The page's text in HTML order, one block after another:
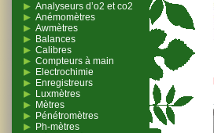
Analyseurs d’o2 et co2
Anémomètres
Awmètres
Balances
Calibres
Compteurs à main
Electrochimie
Enregistreurs
Luxmètres
Mètres
Pénétromètres
Ph-mètres